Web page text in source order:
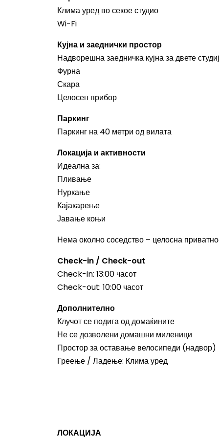
Клима уред во секое студио
Wi-Fi
Кујна и заеднички простор
Надворешна заедничка кујна за двете
Фурна
Скара
Целосен прибор
Паркинг
Паркинг на 40 метри од вилата
Локација и активности
Идеална за:
Пливање
Нуркање
Кајакарење
Јавање коњи
Нема околно соседство – целосна
Check-in / Check-out
Check-in: 13:00 часот
Check-out: 10:00 часот
Дополнително
Клучот се подига од домаќините
Не се дозволени домашни миленици
Простор за оставање велосипеди (надвор)
Греење / Ладење: Клима уред
ЛОКАЦИЈА